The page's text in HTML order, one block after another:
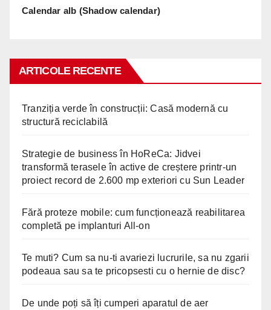
Calendar alb (Shadow calendar)
ARTICOLE RECENTE
Tranziția verde în construcții: Casă modernă cu
structură reciclabilă
Strategie de business în HoReCa: Jidvei
transformă terasele în active de creștere printr-un
proiect record de 2.600 mp exteriori cu Sun Leader
Fără proteze mobile: cum funcționează reabilitarea
completă pe implanturi All-on
Te muti? Cum sa nu-ti avariezi lucrurile, sa nu zgarii
podeaua sau sa te pricopsesti cu o hernie de disc?
De unde poți să îți cumperi aparatul de aer